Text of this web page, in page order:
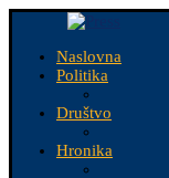
Naslovna
Politika
Društvo
Hronika